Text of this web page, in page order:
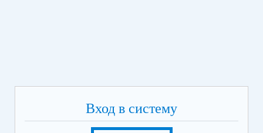
Вход в систему